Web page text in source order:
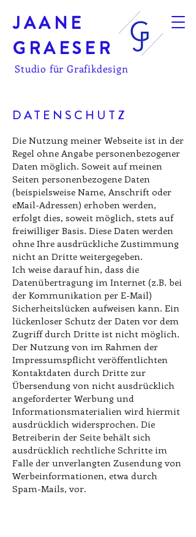
JAANE
GRAESER
Studio für Grafikdesign
DATENSCHUTZ
Die Nutzung meiner Webseite ist in der
Regel ohne Angabe personenbezogener
Daten möglich. Soweit auf meinen
Seiten personenbezogene Daten
(beispielsweise Name, Anschrift oder
eMail-Adressen) erhoben werden,
erfolgt dies, soweit möglich, stets auf
freiwilliger Basis. Diese Daten werden
ohne Ihre ausdrückliche Zustimmung
nicht an Dritte weitergegeben.
Ich weise darauf hin, dass die
Datenübertragung im Internet (z.B. bei
der Kommunikation per E-Mail)
Sicherheitslücken aufweisen kann. Ein
lückenloser Schutz der Daten vor dem
Zugriff durch Dritte ist nicht möglich.
Der Nutzung von im Rahmen der
Impressumspflicht veröffentlichten
Kontaktdaten durch Dritte zur
Übersendung von nicht ausdrücklich
angeforderter Werbung und
Informationsmaterialien wird hiermit
ausdrücklich widersprochen. Die
Betreiberin der Seite behält sich
ausdrücklich rechtliche Schritte im
Falle der unverlangten Zusendung von
Werbeinformationen, etwa durch
Spam-Mails, vor.